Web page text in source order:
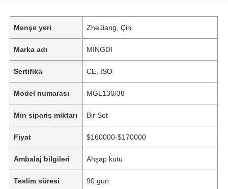
Menşe yeri ZheJiang, Çin
Marka adı MINGDI
Sertifika CE, ISO
Model numarası MGL130/38
Min sipariş miktarı Bir Set
Fiyat $160000-$170000
Ambalaj bilgileri Ahşap kutu
Teslim süresi 90 gün